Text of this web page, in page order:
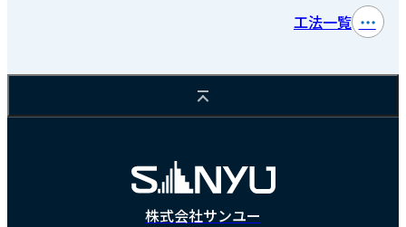
工法一覧
株式会社サンユー